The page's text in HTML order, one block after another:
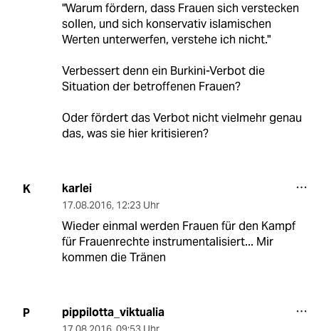
"Warum fördern, dass Frauen sich verstecken
sollen, und sich konservativ islamischen
Werten unterwerfen, verstehe ich nicht."
Verbessert denn ein Burkini-Verbot die
Situation der betroffenen Frauen?
Oder fördert das Verbot nicht vielmehr genau
das, was sie hier kritisieren?
K karlei
17.08.2016, 12:23 Uhr
Wieder einmal werden Frauen für den Kampf
für Frauenrechte instrumentalisiert... Mir
kommen die Tränen
P pippilotta_viktualia